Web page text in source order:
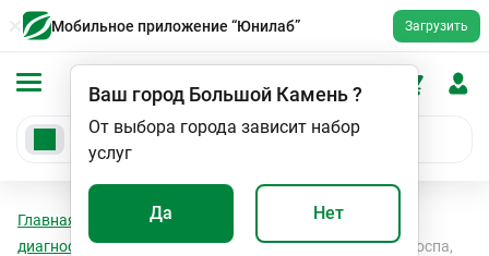
Мобильное приложение “Юнилаб” Загрузить
Ваш город Большой Камень?
От выбора города зависит набор
услуг
Да Нет
Главная Анализы
Серологическая
диагностика инфекционных заболеваний
Ветряная оспа,